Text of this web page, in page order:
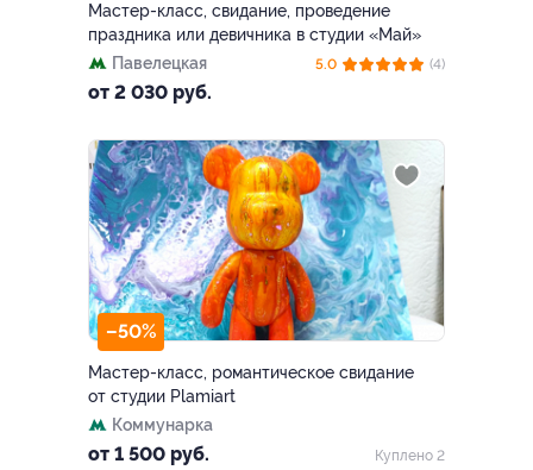
Мастер-класс, свидание, проведение
праздника или девичника в студии «Май»
Павелецкая
от 2 030 руб.
5.0 (4)
–50%
Мастер-класс, романтическое свидание
от студии Plamiart
Коммунарка
от 1 500 руб. Куплено 2